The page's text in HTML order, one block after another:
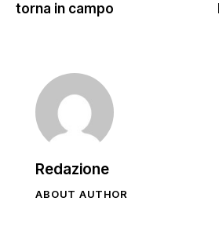
torna in campo
Redazione
ABOUT AUTHOR